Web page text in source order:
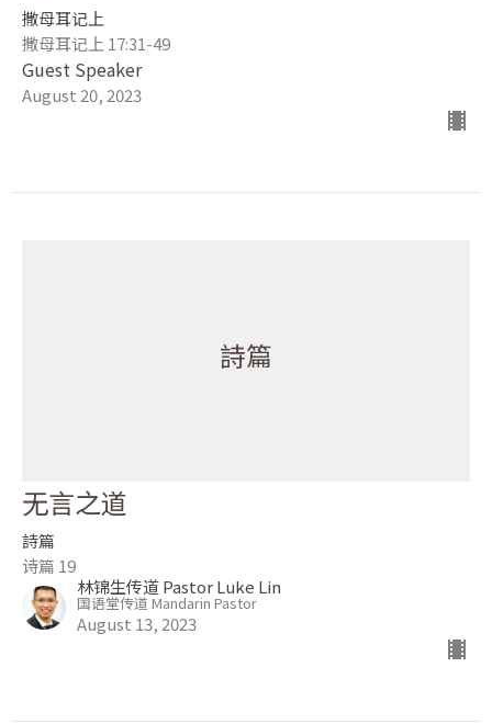
撒母耳记上
撒母耳记上 17:31-49
Guest Speaker
August 20, 2023
詩篇
无言之道
詩篇
诗篇 19
林锦生传道 Pastor Luke Lin
国语堂传道 Mandarin Pastor
August 13, 2023